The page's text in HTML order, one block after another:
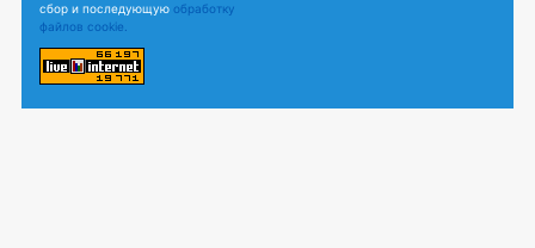
сбор и последующую обработку
файлов cookie.